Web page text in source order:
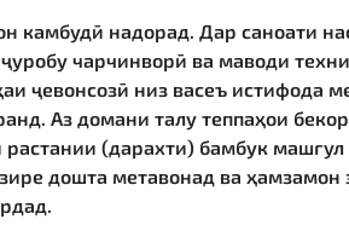
камбудӣ надорад. Дар саноати
чарчинворӣ ва маводи
ҷевонсозӣ низ васеъ истифода
Аз домани талу теппаҳои
(дарахти) бамбук
дошта метавонад ва